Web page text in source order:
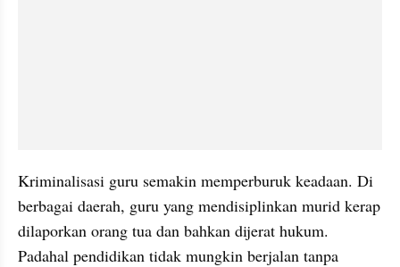
Kriminalisasi guru semakin memperburuk keadaan. Di
berbagai daerah, guru yang mendisiplinkan murid kerap
dilaporkan orang tua dan bahkan dijerat hukum.
Padahal pendidikan tidak mungkin berjalan tanpa